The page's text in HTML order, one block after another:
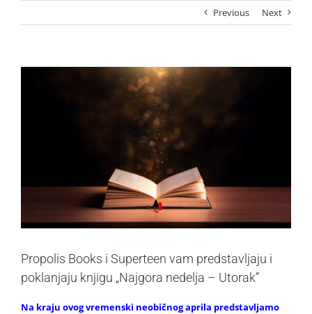
Previous Next
Propolis Books i Superteen vam predstavljaju i
poklanjaju knjigu „Najgora nedelja – Utorak”
Na kraju ovog vremenski neobičnog aprila predstavljamo